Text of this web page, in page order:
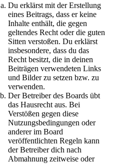
Du erklärst mit der Erstellung
eines Beitrags, dass er keine
Inhalte enthält, die gegen
geltendes Recht oder die guten
Sitten verstoßen. Du erklärst
insbesondere, dass du das
Recht besitzt, die in deinen
Beiträgen verwendeten Links
und Bilder zu setzen bzw. zu
verwenden.
Der Betreiber des Boards übt
das Hausrecht aus. Bei
Verstößen gegen diese
Nutzungsbedingungen oder
anderer im Board
veröffentlichten Regeln kann
der Betreiber dich nach
Abmahnung zeitweise oder